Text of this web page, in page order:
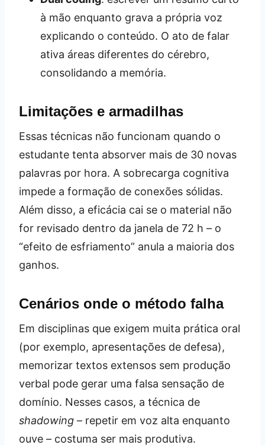
à mão enquanto grava a própria voz
explicando o conteúdo. O ato de falar
ativa áreas diferentes do cérebro,
consolidando a memória.
Limitações e armadilhas
Essas técnicas não funcionam quando o
estudante tenta absorver mais de 30 novas
palavras por hora. A sobrecarga cognitiva
impede a formação de conexões sólidas.
Além disso, a eficácia cai se o material não
for revisado dentro da janela de 72 h – o
“efeito de esfriamento” anula a maioria dos
ganhos.
Cenários onde o método falha
Em disciplinas que exigem muita prática oral
(por exemplo, apresentações de defesa),
memorizar textos extensos sem produção
verbal pode gerar uma falsa sensação de
domínio. Nesses casos, a técnica de
shadowing – repetir em voz alta enquanto
ouve – costuma ser mais produtiva.